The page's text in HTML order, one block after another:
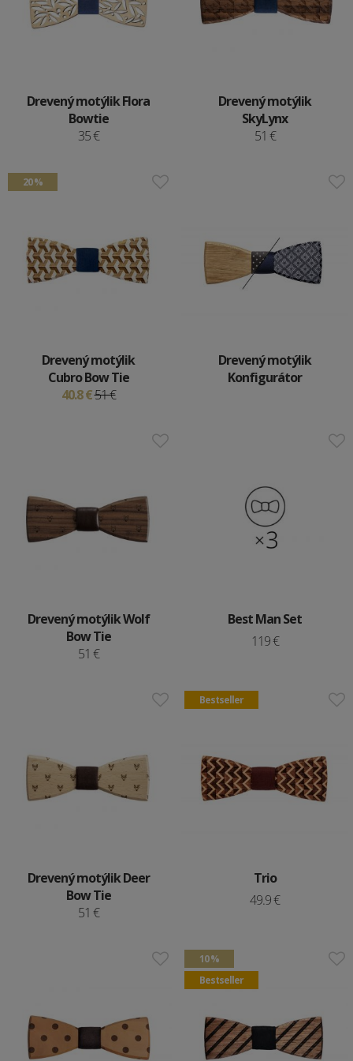
Drevený motýlik Flora
Bowtie
35 €
Drevený motýlik
SkyLynx
51 €
20 %
Drevený motýlik
Cubro Bow Tie
40.8 €51 €
Drevený motýlik
Konfigurátor
Drevený motýlik Wolf
Bow Tie
51 €
Best Man Set
119 €
Drevený motýlik Deer
Bow Tie
51 €
Bestseller
Trio
49.9 €
10 %
Bestseller